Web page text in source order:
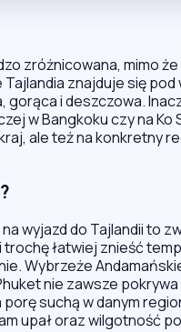
zróżnicowana, mimo
Tajlandia znajduje się
gorąca i deszczowa.
w Bangkoku czy na
ale też na konkretny
wyjazd do Tajlandii to
łatwiej znieść
Wybrzeże
nie zawsze
suchą w danym
upał oraz wilgotność